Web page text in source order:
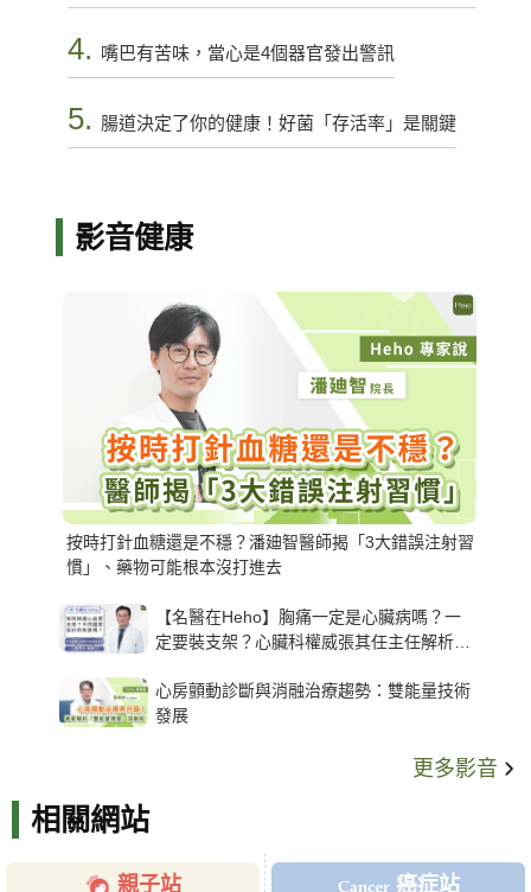
4. 嘴巴有苦味，當心是4個器官發出警訊
5. 腸道決定了你的健康！好菌「存活率」是關鍵
影音健康
按時打針血糖還是不穩？潘廸智醫師揭「3大錯誤注射習
慣」、藥物可能根本沒打進去
【名醫在Heho】胸痛一定是心臟病嗎？一
定要裝支架？心臟科權威張其任主任解析支
心房顫動診斷與消融治療趨勢：雙能量技術
發展
更多影音
相關網站
親子站 癌症站